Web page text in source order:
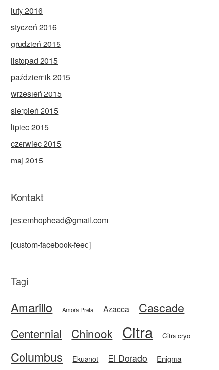
luty 2016
styczeń 2016
grudzień 2015
listopad 2015
październik 2015
wrzesień 2015
sierpień 2015
lipiec 2015
czerwiec 2015
maj 2015
Kontakt
jestemhophead@gmail.com
[custom-facebook-feed]
Tagi
Amarillo Amora Preta Azacca Cascade
Centennial Chinook Citra Citra cryo
Columbus Ekuanot El Dorado Enigma